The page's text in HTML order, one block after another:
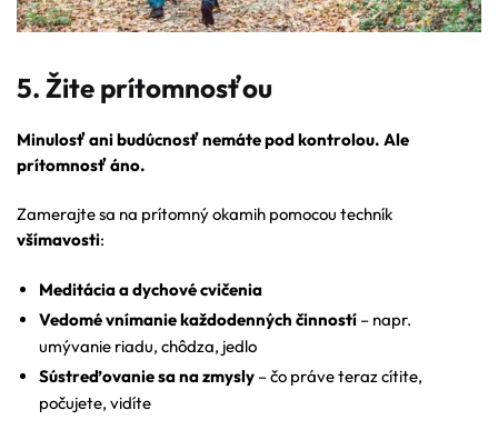
5. Žite prítomnosťou
Minulosť ani budúcnosť nemáte pod kontrolou. Ale
prítomnosť áno.
Zamerajte sa na prítomný okamih pomocou techník
všímavosti:
Meditácia a dychové cvičenia
Vedomé vnímanie každodenných činností – napr.
umývanie riadu, chôdza, jedlo
Sústreďovanie sa na zmysly – čo práve teraz cítite,
počujete, vidíte